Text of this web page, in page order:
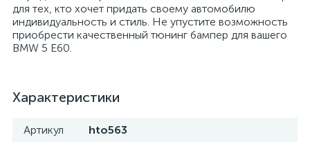
для тех, кто хочет придать своему автомобилю
индивидуальность и стиль. Не упустите возможность
приобрести качественный тюнинг бампер для вашего
BMW 5 E60.
Характеристики
Артикул
hto563